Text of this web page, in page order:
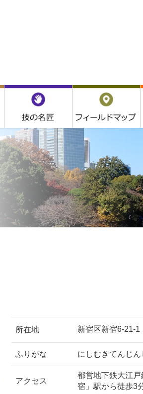
所在地 新宿区新宿6-21-
ふりがな にしむきてんじん
アクセス
都営地下鉄大江
宿」駅から徒歩3